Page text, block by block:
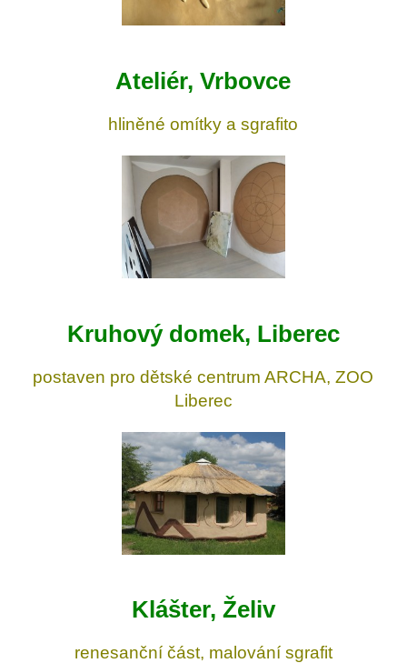
Ateliér, Vrbovce
hliněné omítky a sgrafito
Kruhový domek, Liberec
postaven pro dětské centrum ARCHA, ZOO
Liberec
Klášter, Želiv
renesanční část, malování sgrafit